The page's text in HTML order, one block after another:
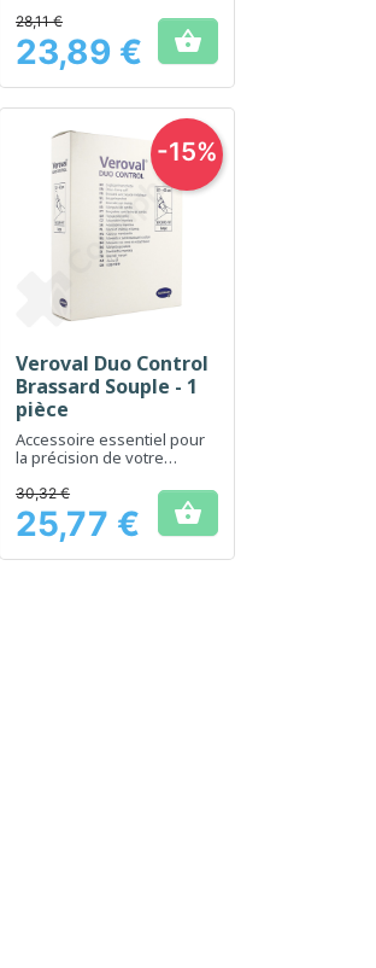
artérielle
Prix
28,11 €
23,89 € 
Aperçu rapide
Veroval Duo Control
Brassard Souple - 1
pièce
Accessoire essentiel pour
la précision de votre
Prix
30,32 €
25,77 € 
-15%